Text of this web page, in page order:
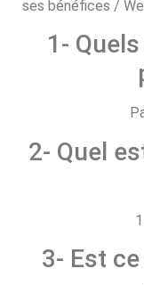
1-
2- Quel
3- Est